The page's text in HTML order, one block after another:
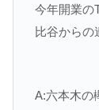
今年開業の
比谷からの
A:六本木の